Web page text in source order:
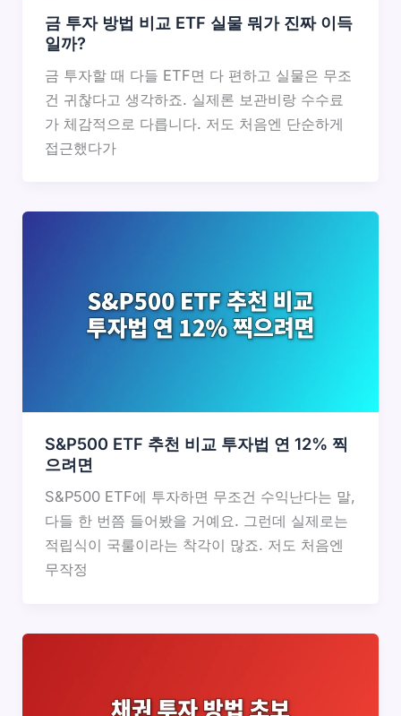
금 투자 방법 비교 ETF 실물 뭐가 진짜 이득
일까?
금 투자할 때 다들 ETF면 다 편하고 실물은 무조
건 귀찮다고 생각하죠. 실제론 보관비랑 수수료
가 체감적으로 다릅니다. 저도 처음엔 단순하게
접근했다가
S&P500 ETF 추천 비교 투자법 연 12% 찍
으려면
S&P500 ETF에 투자하면 무조건 수익난다는 말,
다들 한 번쯤 들어봤을 거예요. 그런데 실제로는
적립식이 국룰이라는 착각이 많죠. 저도 처음엔
무작정